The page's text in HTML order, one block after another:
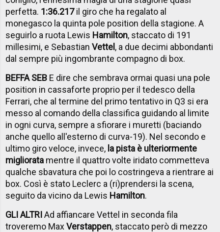
perfetta. 1:36.217il giro che ha regalato al
monegasco la quinta pole position della stagione. A
seguirlo a ruota Lewis Hamilton, staccato di 191
millesimi, e SebastianVettel, a due decimi abbondanti
dal sempre più ingombrante compagno di box.
BEFFA SEB E dire che sembrava ormai quasi una pole
position in cassaforte proprio per il tedesco della
Ferrari, che al termine del primo tentativo in Q3 si era
messo al comando della classifica guidando al limite
in ogni curva, sempre a sfiorare i muretti (baciando
anche quello all'esterno di curva-19). Nel secondo e
ultimo giro veloce, invece, la pista è ulteriormente
migliorata mentre il quattro volte iridato commetteva
qualche sbavatura che poi lo costringeva a rientrare ai
box. Così è stato Leclerc a (ri)prendersi la scena,
seguito da vicino da Lewis Hamilton.
GLI ALTRIAd affiancare Vettel in seconda fila
troveremo MaxVerstappen, staccato però di mezzo